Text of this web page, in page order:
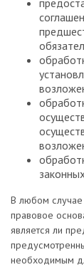
В любом случае
правовое
является ли
необходимым